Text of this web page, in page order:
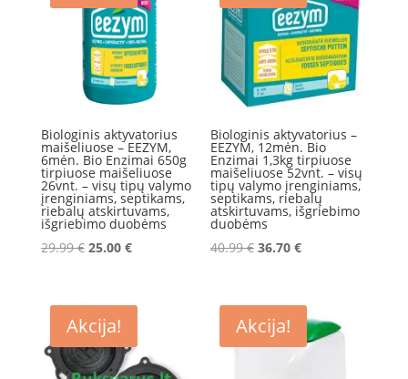
Biologinis aktyvatorius
maišeliuose – EEZYM,
6mėn. Bio Enzimai 650g
tirpiuose maišeliuose
26vnt. – visų tipų valymo
įrenginiams, septikams,
riebalų atskirtuvams,
išgriebimo duobėms
29.99€ Original
29.99 €.
25.00 €Current
25.00 €.
Biologinis aktyvatorius –
EEZYM, 12mėn. Bio
Enzimai 1,3kg tirpiuose
maišeliuose 52vnt. – visų
tipų valymo įrenginiams,
septikams, riebalų
atskirtuvams, išgriebimo
duobėms
40.99€ Original
40.99 €.
36.70€Current
36.70 €.
Akcija! Akcija!